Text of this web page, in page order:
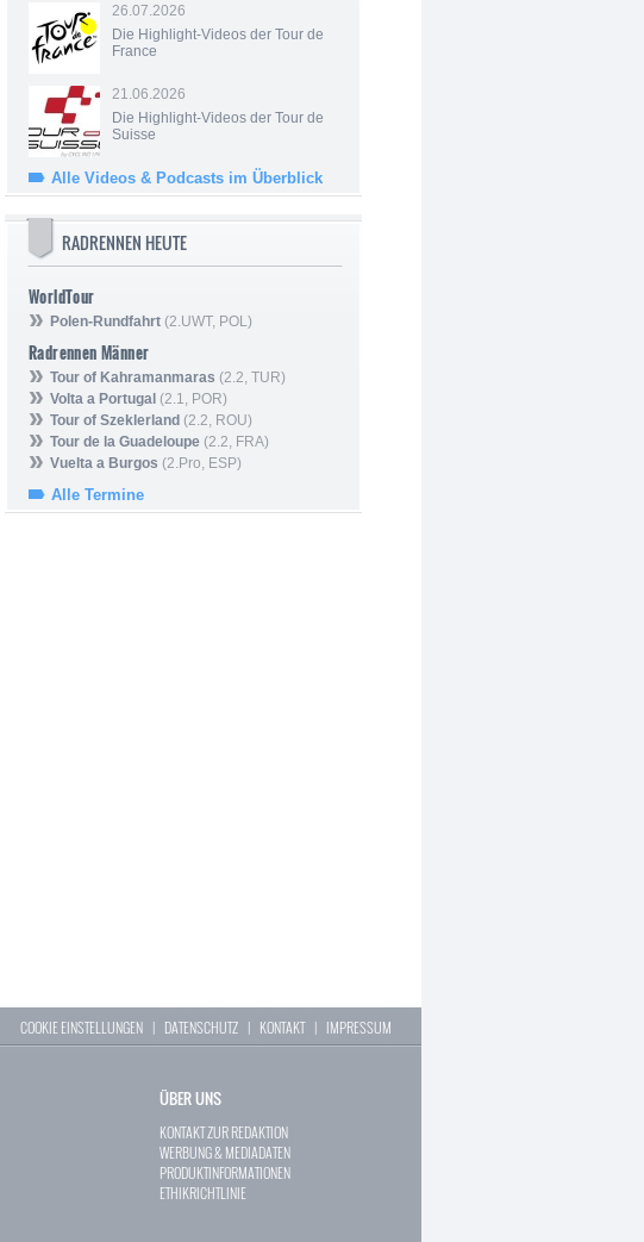
26.07.2026
Die Highlight-Videos der Tour de
France
21.06.2026
Die Highlight-Videos der Tour de
Suisse
Alle Videos & Podcasts im Überblick
RADRENNEN HEUTE
WorldTour
Polen-Rundfahrt (2.UWT, POL)
Radrennen Männer
Tour of Kahramanmaras (2.2, TUR)
Volta a Portugal (2.1, POR)
Tour of Szeklerland (2.2, ROU)
Tour de la Guadeloupe (2.2, FRA)
Vuelta a Burgos (2.Pro, ESP)
Alle Termine
COOKIE EINSTELLUNGEN | DATENSCHUTZ | KONTAKT| IMPRESSUM
ÜBER UNS
KONTAKT ZUR REDAKTION
WERBUNG & MEDIADATEN
PRODUKTINFORMATIONEN
ETHIKRICHTLINIE